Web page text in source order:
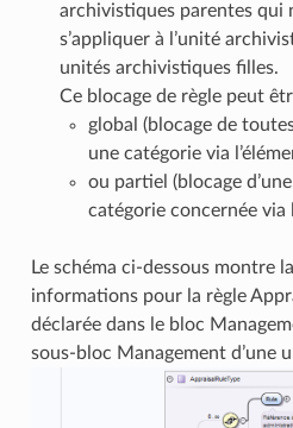
archivistiques parentes qui
s’appliquer à l’unité
unités archivistiques filles.
Ce blocage de règle peut
global (blocage de
une catégorie via
ou partiel (blocage
catégorie concernée via
Le schéma ci-dessous montre
informations pour la règle
déclarée dans le bloc
sous-bloc Management d’une